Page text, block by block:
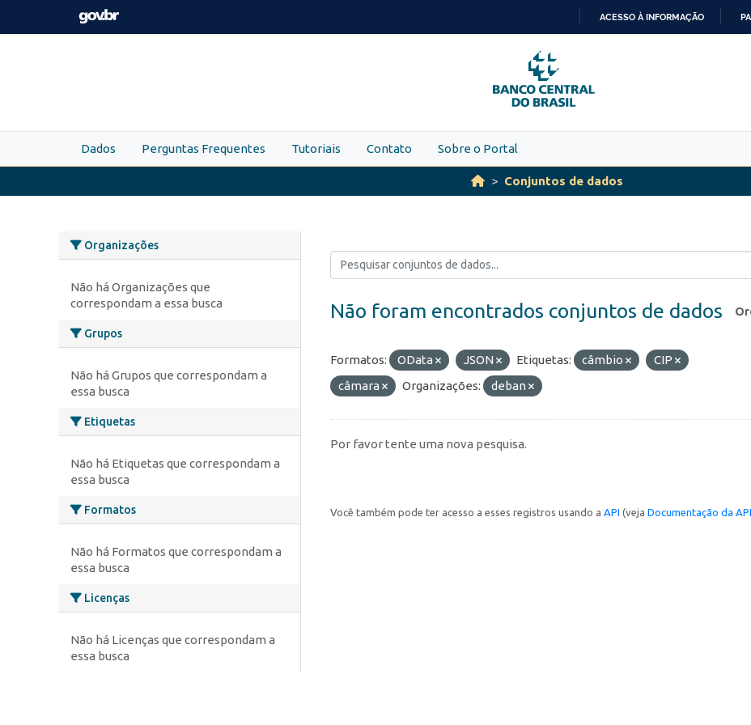
Skip to main content
PARA
O
CONTEÚDO
ACESSO À INFORMAÇÃO
Dados Perguntas Frequentes Tutoriais Contato Sobre o Portal
Conjuntos de dados
Organizações
Não há Organizações que
correspondam a essa busca
Grupos
Não há Grupos que correspondam a
essa busca
Etiquetas
Não há Etiquetas que correspondam a
essa busca
Formatos
Não há Formatos que correspondam a
essa busca
Licenças
Não há Licenças que correspondam a
essa busca
Não foram encontrados conjuntos de dados
Formatos: OData JSON Etiquetas: câmbio
CIP
câmara
Organizações: deban
Por favor tente uma nova pesquisa.
Você também pode ter acesso a esses registros usando a API (veja Documentação da API